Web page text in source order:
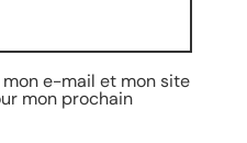
e-mail et mon site
mon prochain